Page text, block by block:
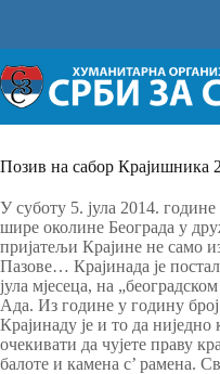
Позив на сабор Крајишника
У суботу 5. јула 2014.
шире околине Београда у
пријатељи Крајине не само
Пазове… Крајинада је
јула мјесеца, на
Ада. Из године у годину
Крајинаду је и то да
очекивати да чујете праву
балоте и камена с’ рамена.